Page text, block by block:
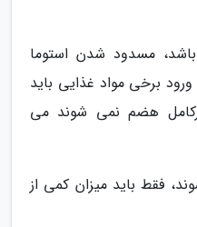
مسدود شدن استوما
برخی مواد غذایی باید
هضم نمی شوند می
فقط باید میزان کمی از